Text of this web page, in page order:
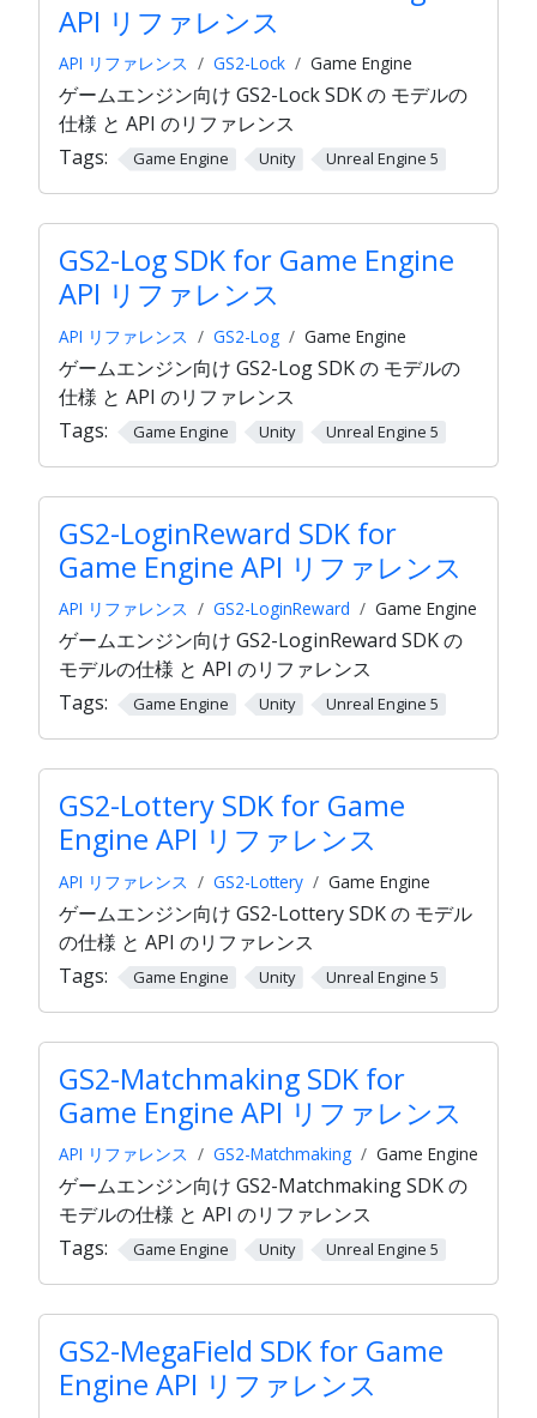
API リファレンス
API リファレンス GS2-Lock Game Engine
ゲームエンジン向け GS2-Lock SDK の モデルの
仕様 と API のリファレンス
Tags:
Game Engine Unity Unreal Engine 5
GS2-Log SDK for Game Engine
API リファレンス
API リファレンス GS2-Log Game Engine
ゲームエンジン向け GS2-Log SDK の モデルの
仕様 と API のリファレンス
Tags:
Game Engine Unity Unreal Engine 5
GS2-LoginReward SDK for
Game Engine API リファレンス
API リファレンス GS2-LoginReward Game Engine
ゲームエンジン向け GS2-LoginReward SDK の
モデルの仕様 と API のリファレンス
Tags:
Game Engine Unity Unreal Engine 5
GS2-Lottery SDK for Game
Engine API リファレンス
API リファレンス GS2-Lottery Game Engine
ゲームエンジン向け GS2-Lottery SDK の モデル
の仕様 と API のリファレンス
Tags:
Game Engine Unity Unreal Engine 5
GS2-Matchmaking SDK for
Game Engine API リファレンス
API リファレンス GS2-Matchmaking Game Engine
ゲームエンジン向け GS2-Matchmaking SDK の
モデルの仕様 と API のリファレンス
Tags:
Game Engine Unity Unreal Engine 5
GS2-MegaField SDK for Game
Engine API リファレンス